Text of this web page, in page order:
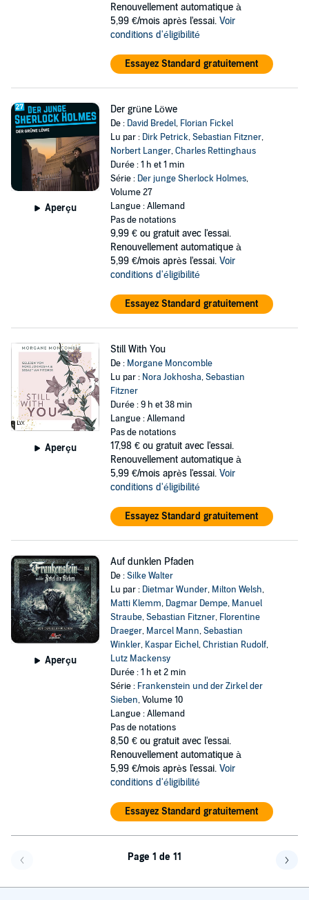
Renouvellement automatique à
5,99 €/mois après l'essai. Voir
conditions d'éligibilité
Essayez Standard gratuitement
Aperçu
Der grüne Löwe
De : David Bredel, Florian Fickel
Lu par : Dirk Petrick,Sebastian Fitzner,
Norbert Langer,Charles Rettinghaus
Durée : 1 h et 1 min
Série : Der junge Sherlock Holmes,
Volume 27
Langue : Allemand
Pas de notations
9,99 € ou gratuit avec l'essai.
Renouvellement automatique à
5,99 €/mois après l'essai. Voir
conditions d'éligibilité
Essayez Standard gratuitement
Aperçu
Still With You
De : Morgane Moncomble
Lu par : Nora Jokhosha,Sebastian
Fitzner
Durée : 9 h et 38 min
Langue : Allemand
Pas de notations
17,98 € ou gratuit avec l'essai.
Renouvellement automatique à
5,99 €/mois après l'essai. Voir
conditions d'éligibilité
Essayez Standard gratuitement
Aperçu
Auf dunklen Pfaden
De :Silke Walter
Lu par : Dietmar Wunder, Milton Welsh,
Matti Klemm, Dagmar Dempe, Manuel
Straube,Sebastian Fitzner, Florentine
Draeger, Marcel Mann,Sebastian
Winkler, Kaspar Eichel,Christian Rudolf,
Lutz Mackensy
Durée : 1 h et 2 min
Série : Frankenstein und der Zirkel der
Sieben, Volume 10
Langue : Allemand
Pas de notations
8,50 € ou gratuit avec l'essai.
Renouvellement automatique à
5,99 €/mois après l'essai. Voir
conditions d'éligibilité
Essayez Standard gratuitement
Page 1 de 11